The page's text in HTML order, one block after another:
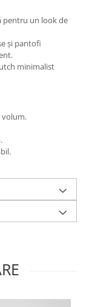
pentru un look de
și pantofi
minimalist
volum.